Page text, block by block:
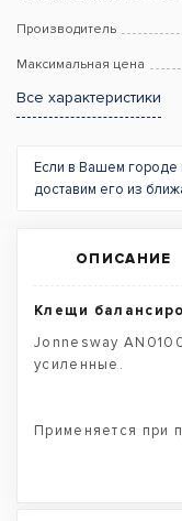
Производитель
Максимальная цена
Все характеристики
Если в Вашем городе
доставим его из
ОПИСАНИЕ
Клещи
Jonnesway
усиленные.
Применяется при